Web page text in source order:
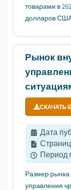
товарами в
долларов США
Рынок
СКАЧАТЬ
Дата
Период
Размер рынка
управления